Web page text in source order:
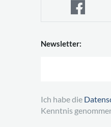
Newsletter:
Ich habe die
Kenntnis